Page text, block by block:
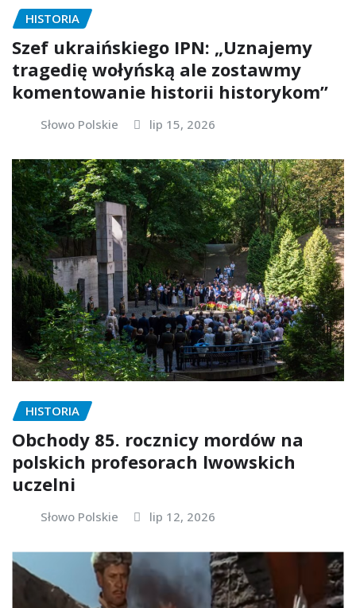
HISTORIA
Szef ukraińskiego IPN: „Uznajemy
tragedię wołyńską ale zostawmy
komentowanie historii historykom”
Słowo Polskie lip 15, 2026
HISTORIA
Obchody 85. rocznicy mordów na
polskich profesorach lwowskich
uczelni
Słowo Polskie lip 12, 2026